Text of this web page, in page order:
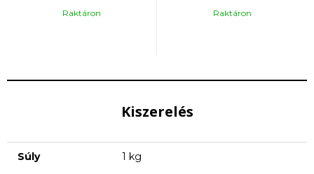
Raktáron Raktáron
Kiszerelés
Súly 1 kg